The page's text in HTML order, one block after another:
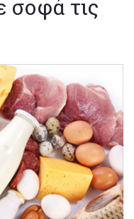
σοφά τις